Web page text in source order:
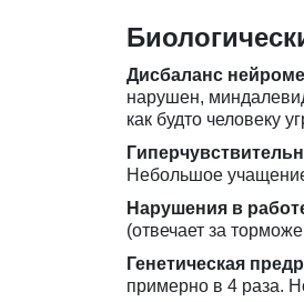
Дисбаланс
нарушен,
как будто человеку
Небольшое
Нарушения в
(отвечает за
Генетическая
примерно в 4 раза.